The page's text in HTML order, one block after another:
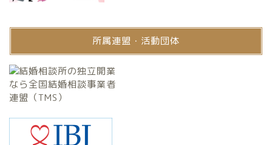
所属連盟・活動団体